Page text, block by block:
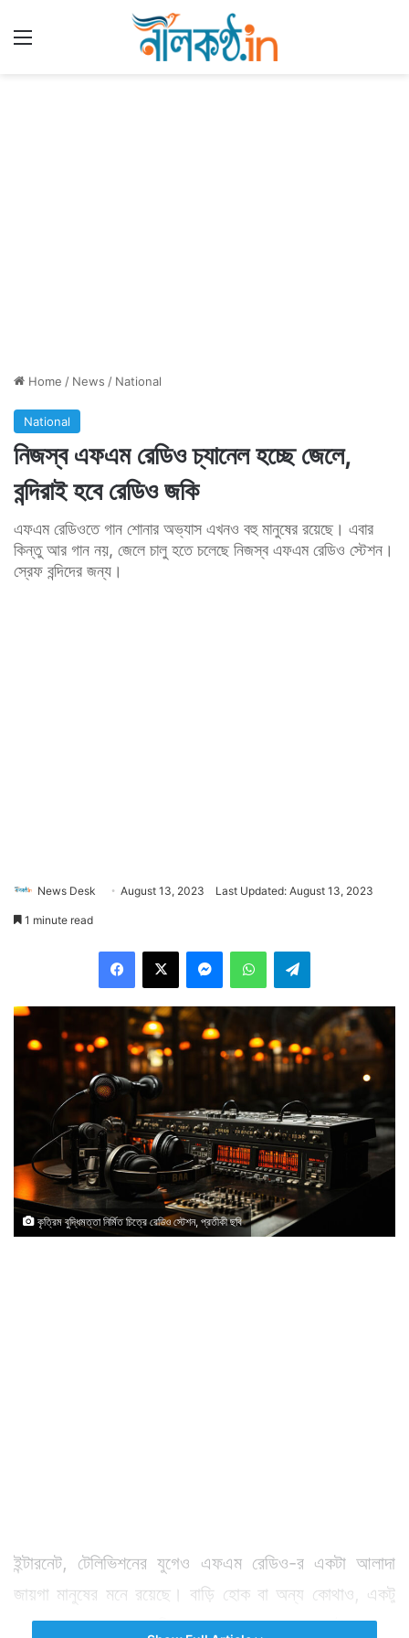
Home / News / National
National
নিজস্ব এফএম রেডিও চ্যানেল হচ্ছে জেলে,
বন্দিরাই হবে রেডিও জকি
এফএম রেডিওতে গান শোনার অভ্যাস এখনও বহু মানুষের রয়েছে। এবার
কিন্তু আর গান নয়, জেলে চালু হতে চলেছে নিজস্ব এফএম রেডিও স্টেশন।
স্রেফ বন্দিদের জন্য।
News Desk August 13, 2023 Last Updated: August 13, 2023
1 minute read
কৃত্রিম বুদ্ধিমত্তা নির্মিত চিত্রে রেডিও স্টেশন, প্রতীকী ছবি
ইন্টারনেট, টেলিভিশনের যুগেও এফএম রেডিও-র একটা আলাদা
জায়গা মানুষের মনে রয়েছে। বাড়ি হোক বা অন্য কোথাও, একটু
অবসর পেলে এফএম রেডিও শোনার অভ্যাস অনেকেরই আছে।